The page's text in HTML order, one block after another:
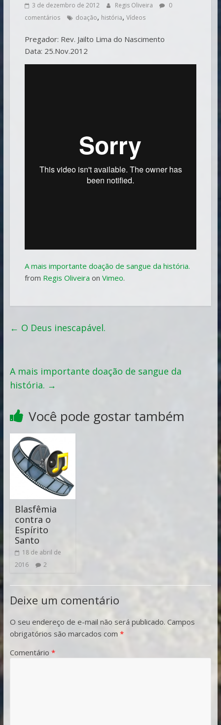
3 de dezembro de 2012 Regis Oliveira
0
comentários
doação, história, Vídeos
Pregador: Rev. Jailto Lima do Nascimento
Data: 25.Nov.2012
A mais importante doação de sangue da história.
from Regis Oliveira on Vimeo.
← O Deus inescapável.
A mais importante doação de sangue da
história. →
Você pode gostar também
Blasfêmia
contra o
Espírito
Santo
18 de abril de
2016
2
Deixe um comentário
O seu endereço de e-mail não será publicado. Campos
obrigatórios são marcados com *
Comentário *